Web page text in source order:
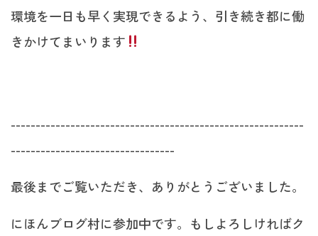
環境を一日も早く実現できるよう、引き続き都に働
きかけてまいります
-----------------------------------------------------------
---------------------------------
最後までご覧いただき、ありがとうございました。
にほんブログ村に参加中です。もしよろしければク